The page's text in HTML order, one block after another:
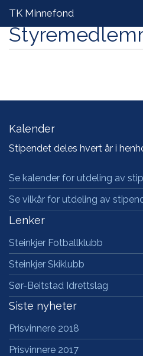
TK Minnefond
Om Tor Kristian
TKs Aktivitetsskole
Kalender
Stipendet deles hvert år i
Se kalender for utdeling av
Se vilkår for utdeling av
Lenker
Steinkjer Fotballklubb
Steinkjer Skiklubb
Sør-Beitstad Idrettslag
Siste nyheter
Prisvinnere 2018
Prisvinnere 2017